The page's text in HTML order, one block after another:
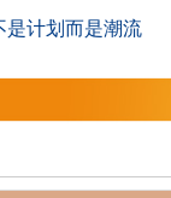
是计划而是潮流